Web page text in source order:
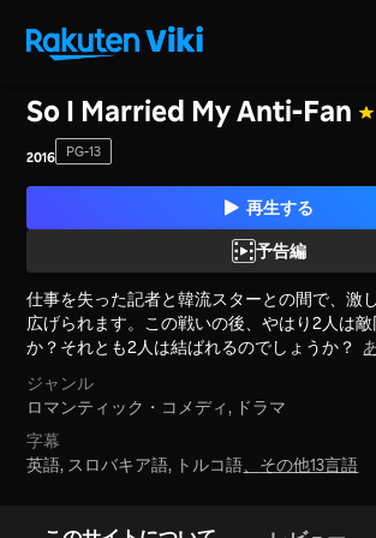
So I Married My Anti-Fan
2016 PG-13
再生する
予告編
仕事を失った記者と韓流スターとの間で、激
広げられます。この戦いの後、やはり2人は
か？それとも2人は結ばれるのでしょうか？
ジャンル
ロマンティック・コメディ, ドラマ
字幕
英語, スロバキア語, トルコ語
その他13言語